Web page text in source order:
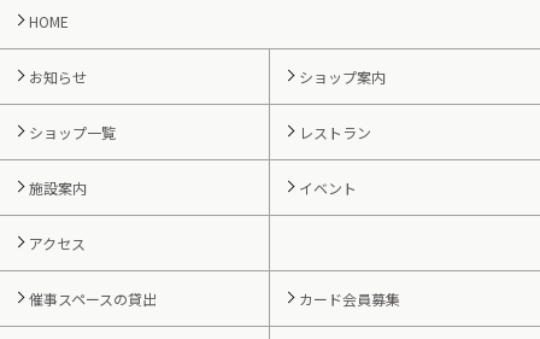
HOME
お知らせ ショップ案内
ショップ一覧 レストラン
施設案内 イベント
アクセス
催事スペースの貸出 カード会員募集